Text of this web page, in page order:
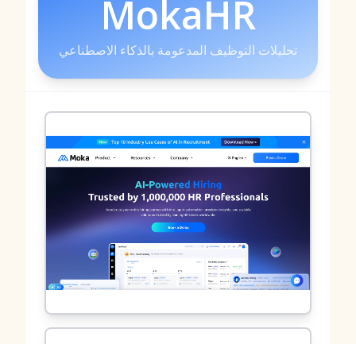
MokaHR
تحليلات التوظيف المدعومة بالذكاء الاصطناعي